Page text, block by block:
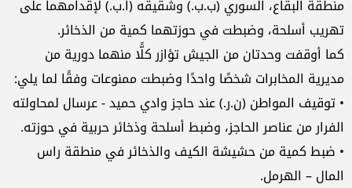
منطقة البقاع، السوري (ب.ب.) وشقيقه (ا.ب.) لإقدامهما على
تهريب أسلحة، وضبطت في حوزتهما كمية من الذخائر.
كما أوقفت وحدتان من الجيش تؤازر كلًّا منهما دورية من
مديرية المخابرات شخصًا واحدًا وضبطت ممنوعات وفقًا لما يلي:
• توقيف المواطن (ن.ر.) عند حاجز وادي حميد - عرسال لمحاولته
الفرار من عناصر الحاجز، وضبط أسلحة وذخائر حربية في حوزته.
• ضبط كمية من حشيشة الكيف والذخائر في منطقة راس
المال – الهرمل.